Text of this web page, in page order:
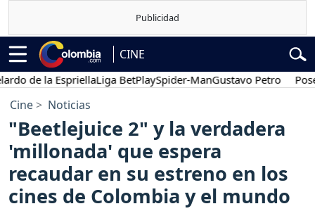
CINE
de la EspriellaLiga BetPlaySpider-ManGustavo Petro
Cine Noticias
"Beetlejuice 2" y la verdadera
'millonada' que espera
recaudar en su estreno en los
cines de Colombia y el mundo